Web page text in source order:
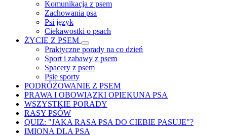
Komunikacja z psem
Zachowania psa
Psi język
Ciekawostki o psach
ŻYCIE Z PSEM
Praktyczne porady na co dzień
Sport i zabawy z psem
Spacery z psem
Psie sporty
PODRÓŻOWANIE Z PSEM
PRAWA I OBOWIĄZKI OPIEKUNA PSA
WSZYSTKIE PORADY
RASY PSÓW
QUIZ: "JAKA RASA PSA DO CIEBIE PASUJE"?
IMIONA DLA PSA